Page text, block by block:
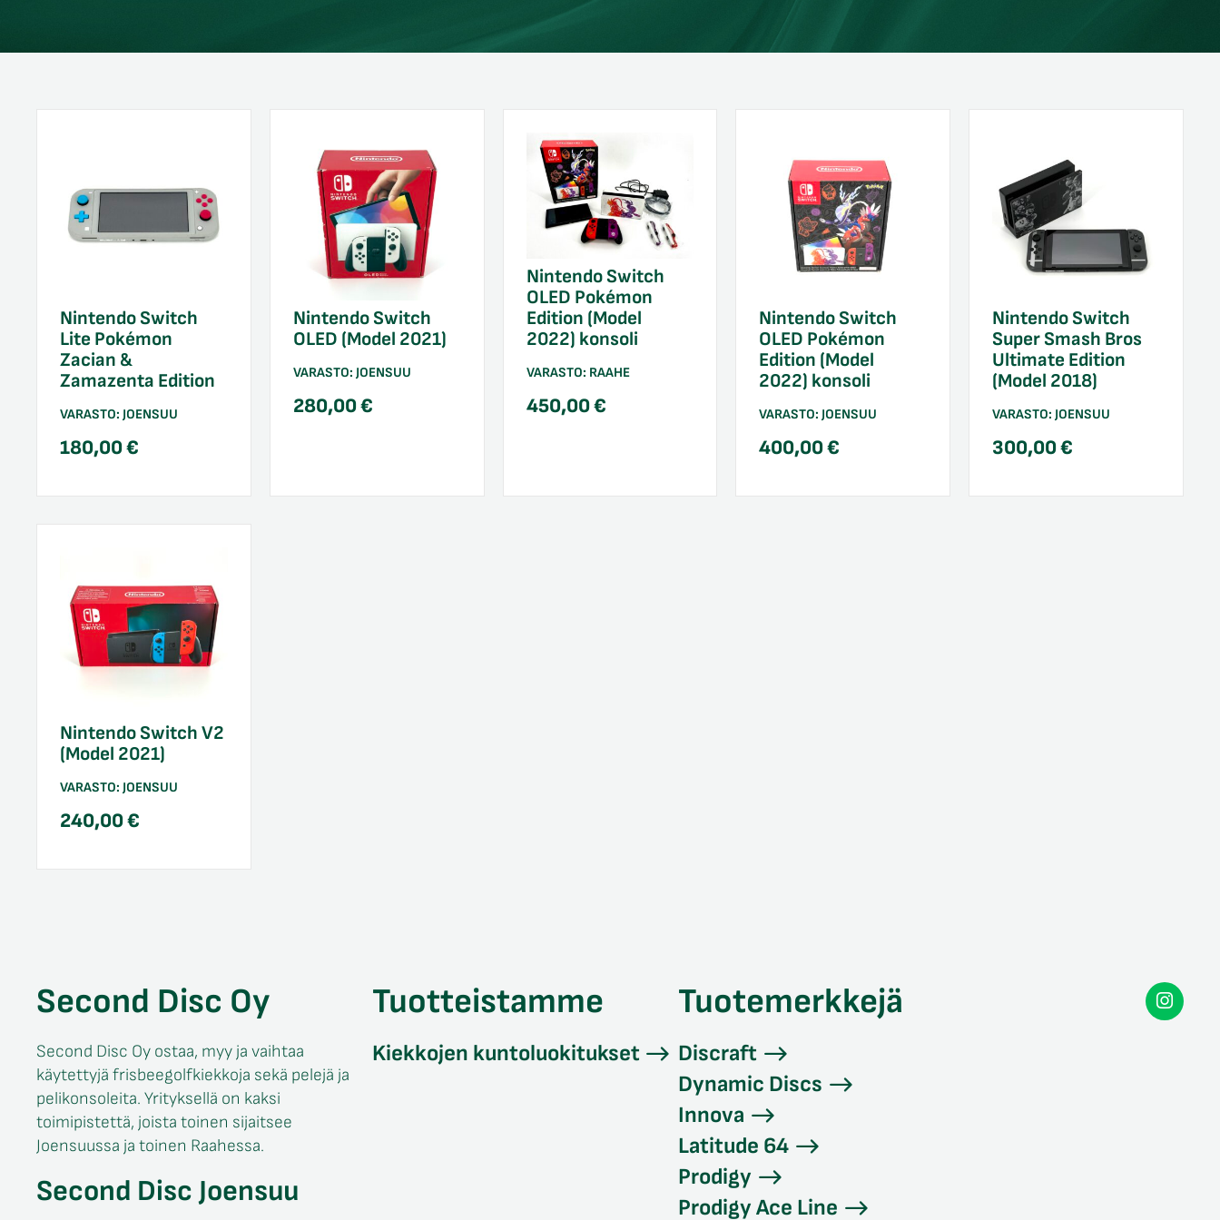
Nintendo Switch
Lite Pokémon
Zacian &
Zamazenta Edition
VARASTO: JOENSUU
180,00€
Nintendo Switch
OLED (Model 2021)
VARASTO: JOENSUU
280,00€
Nintendo Switch
OLED Pokémon
Edition (Model
2022) konsoli
VARASTO: RAAHE
450,00€
Nintendo Switch
OLED Pokémon
Edition (Model
2022) konsoli
VARASTO:JOENSUU
400,00€
Nintendo Switch
Super Smash Bros
Ultimate Edition
(Model 2018)
VARASTO:JOENSUU
300,00€
Nintendo Switch V2
(Model 2021)
VARASTO: JOENSUU
240,00€
Second Disc Oy
Second Disc Oy ostaa, myy ja vaihtaa
käytettyjä frisbeegolfkiekkoja sekä pelejä ja
pelikonsoleita. Yrityksellä on kaksi
toimipistettä, joista toinen sijaitsee
Joensuussa ja toinen Raahessa.
Second Disc Joensuu
Tuotteistamme
Kiekkojen kuntoluokitukset
Tuotemerkkejä
Discraft
Dynamic Discs
Innova
Latitude 64
Prodigy
Prodigy Ace Line